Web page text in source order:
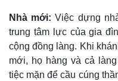
Nhà mới: Việc dựng
trung tâm lực của gia
cộng đồng làng. Khi
mới, họ hàng và cả
tiệc mặn để cầu cúng